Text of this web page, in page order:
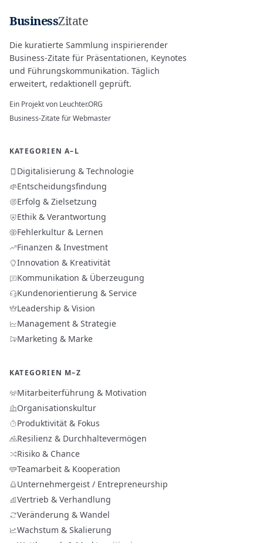
BusinessZitate
Die kuratierte Sammlung inspirierender
Business-Zitate für Präsentationen, Keynotes
und Führungskommunikation. Täglich
erweitert, redaktionell geprüft.
Ein Projekt von Leuchter.ORG
Business-Zitate für Webmaster
KATEGORIEN A–L
Digitalisierung & Technologie
Entscheidungsfindung
Erfolg & Zielsetzung
Ethik & Verantwortung
Fehlerkultur & Lernen
Finanzen & Investment
Innovation & Kreativität
Kommunikation & Überzeugung
Kundenorientierung & Service
Leadership & Vision
Management & Strategie
Marketing & Marke
KATEGORIEN M–Z
Mitarbeiterführung & Motivation
Organisationskultur
Produktivität & Fokus
Resilienz & Durchhaltevermögen
Risiko & Chance
Teamarbeit & Kooperation
Unternehmergeist / Entrepreneurship
Vertrieb & Verhandlung
Veränderung & Wandel
Wachstum & Skalierung